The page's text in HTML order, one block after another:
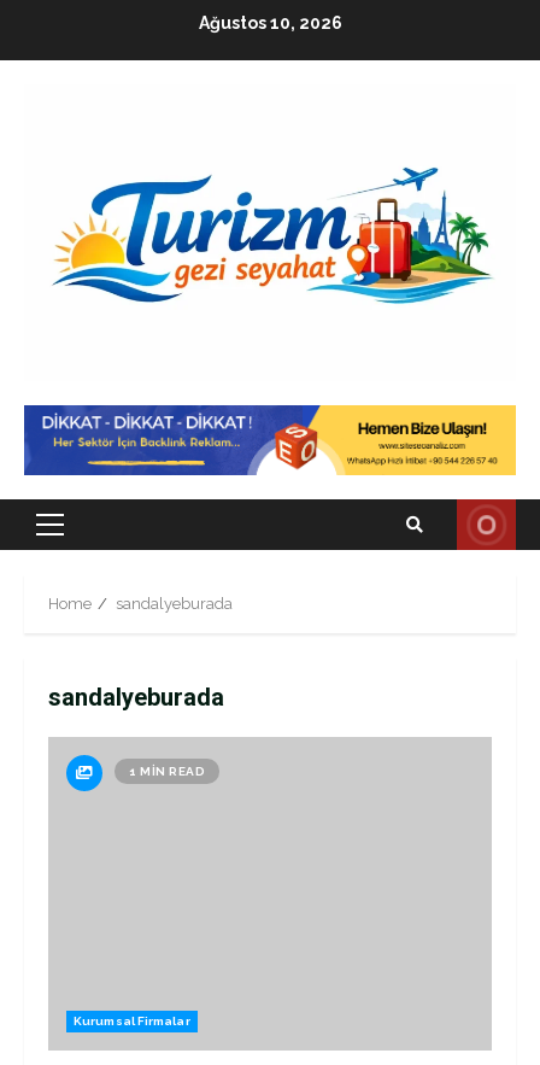
Ağustos 10, 2026
Primary
Home sandalyeburada
sandalyeburada
1 MIN READ
Kurumsal Firmalar